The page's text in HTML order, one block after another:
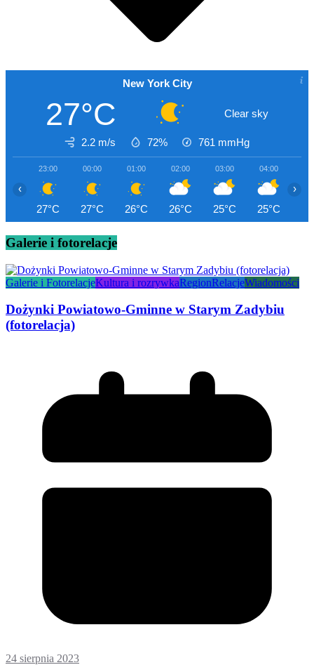
New York City
27°C Clear sky
2.2 m/s 72% 761 mmHg
23:00
27°C
00:00
27°C
01:00
26°C
02:00
26°C
03:00
25°C
04:00
25°C
‹ ›
Galerie i fotorelacje
Galerie i FotorelacjeKultura i rozrywkaRegionRelacjeWiadomości
Dożynki Powiatowo-Gminne w Starym Zadybiu
(fotorelacja)
24 sierpnia 2023